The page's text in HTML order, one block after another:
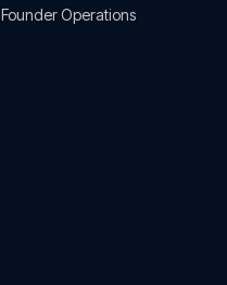
Founder Operations